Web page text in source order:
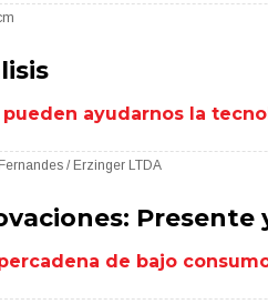
pueden ayudarnos la
/ Erzinger LTDA
Presente
de bajo